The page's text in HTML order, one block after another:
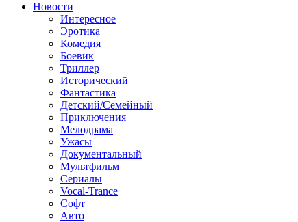
Новости
Интересное
Эротика
Комедия
Боевик
Триллер
Исторический
Фантастика
Детский/Семейный
Приключения
Мелодрама
Ужасы
Документальный
Мультфильм
Сериалы
Vocal-Trance
Софт
Авто